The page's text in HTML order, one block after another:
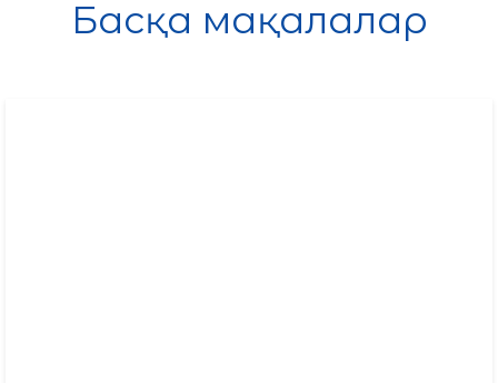
Басқа мақалалар